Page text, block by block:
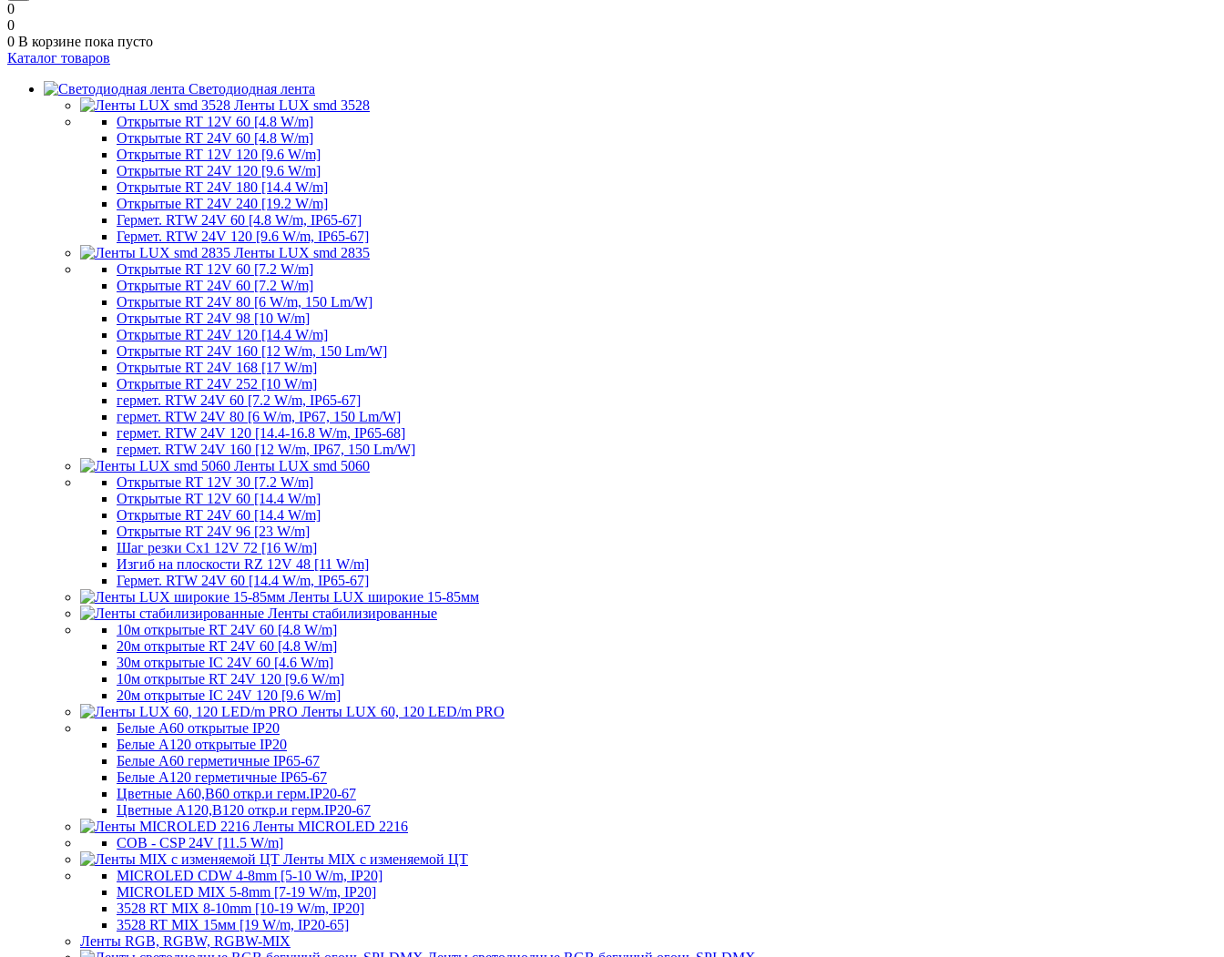
0
0
0 В корзине пока пусто
Каталог товаров
Светодиодная лента
Ленты LUX smd 3528
Открытые RT 12V 60 [4.8 W/m]
Открытые RT 24V 60 [4.8 W/m]
Открытые RT 12V 120 [9.6 W/m]
Открытые RT 24V 120 [9.6 W/m]
Открытые RT 24V 180 [14.4 W/m]
Открытые RT 24V 240 [19.2 W/m]
Гермет. RTW 24V 60 [4.8 W/m, IP65-67]
Гермет. RTW 24V 120 [9.6 W/m, IP65-67]
Ленты LUX smd 2835
Открытые RT 12V 60 [7.2 W/m]
Открытые RT 24V 60 [7.2 W/m]
Открытые RT 24V 80 [6 W/m, 150 Lm/W]
Открытые RT 24V 98 [10 W/m]
Открытые RT 24V 120 [14.4 W/m]
Открытые RT 24V 160 [12 W/m, 150 Lm/W]
Открытые RT 24V 168 [17 W/m]
Открытые RT 24V 252 [10 W/m]
гермет. RTW 24V 60 [7.2 W/m, IP65-67]
гермет. RTW 24V 80 [6 W/m, IP67, 150 Lm/W]
гермет. RTW 24V 120 [14.4-16.8 W/m, IP65-68]
гермет. RTW 24V 160 [12 W/m, IP67, 150 Lm/W]
Ленты LUX smd 5060
Открытые RT 12V 30 [7.2 W/m]
Открытые RT 12V 60 [14.4 W/m]
Открытые RT 24V 60 [14.4 W/m]
Открытые RT 24V 96 [23 W/m]
Шаг резки Cx1 12V 72 [16 W/m]
Изгиб на плоскости RZ 12V 48 [11 W/m]
Гермет. RTW 24V 60 [14.4 W/m, IP65-67]
Ленты LUX широкие 15-85мм
Ленты стабилизированные
10м открытые RT 24V 60 [4.8 W/m]
20м открытые RT 24V 60 [4.8 W/m]
30м открытые IC 24V 60 [4.6 W/m]
10м открытые RT 24V 120 [9.6 W/m]
20м открытые IC 24V 120 [9.6 W/m]
Ленты LUX 60, 120 LED/m PRO
Белые A60 открытые IP20
Белые A120 открытые IP20
Белые A60 герметичные IP65-67
Белые A120 герметичные IP65-67
Цветные A60,B60 откр.и герм.IP20-67
Цветные A120,B120 откр.и герм.IP20-67
Ленты MICROLED 2216
COB - CSP 24V [11.5 W/m]
Ленты MIX с изменяемой ЦТ
MICROLED CDW 4-8mm [5-10 W/m, IP20]
MICROLED MIX 5-8mm [7-19 W/m, IP20]
3528 RT MIX 8-10mm [10-19 W/m, IP20]
3528 RT MIX 15мм [19 W/m, IP20-65]
Ленты RGB, RGBW, RGBW-MIX